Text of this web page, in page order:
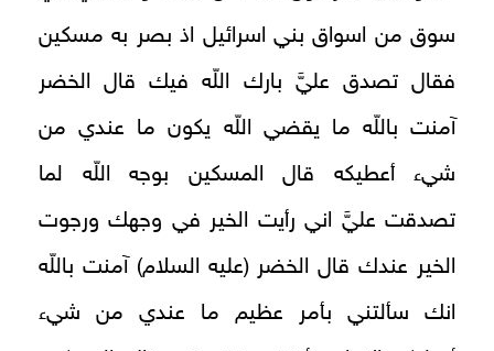
سوق من اسواق بني اسرائيل اذ بصر به مسكين
فقال تصدق عليَّ بارك اللّه فيك قال الخضر
آمنت باللّه ما يقضي اللّه يكون ما عندي من
شيء أعطيكه قال المسكين بوجه اللّه لما
تصدقت عليَّ اني رأيت الخير في وجهك ورجوت
الخير عندك قال الخضر (عليه السلام) آمنت باللّه
انك سألتني بأمر عظيم ما عندي من شيء